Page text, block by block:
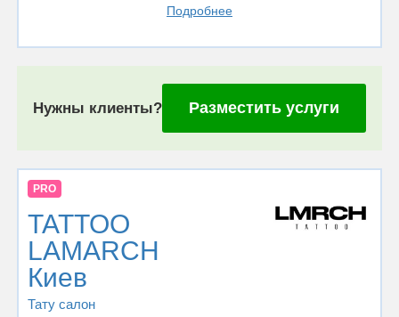
Подробнее
Нужны клиенты? Разместить услуги
PRO
TATTOO
LAMARCH
Киев
Тату салон